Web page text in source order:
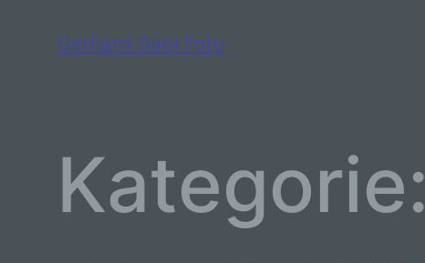
Gerhard Gabl Foto
Kategorie: